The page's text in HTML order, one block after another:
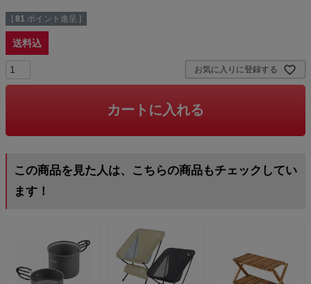
[ 81 ポイント進呈 ]
送料込
お気に入りに登録する
カートに入れる
この商品を見た人は、こちらの商品もチェックしてい
ます！